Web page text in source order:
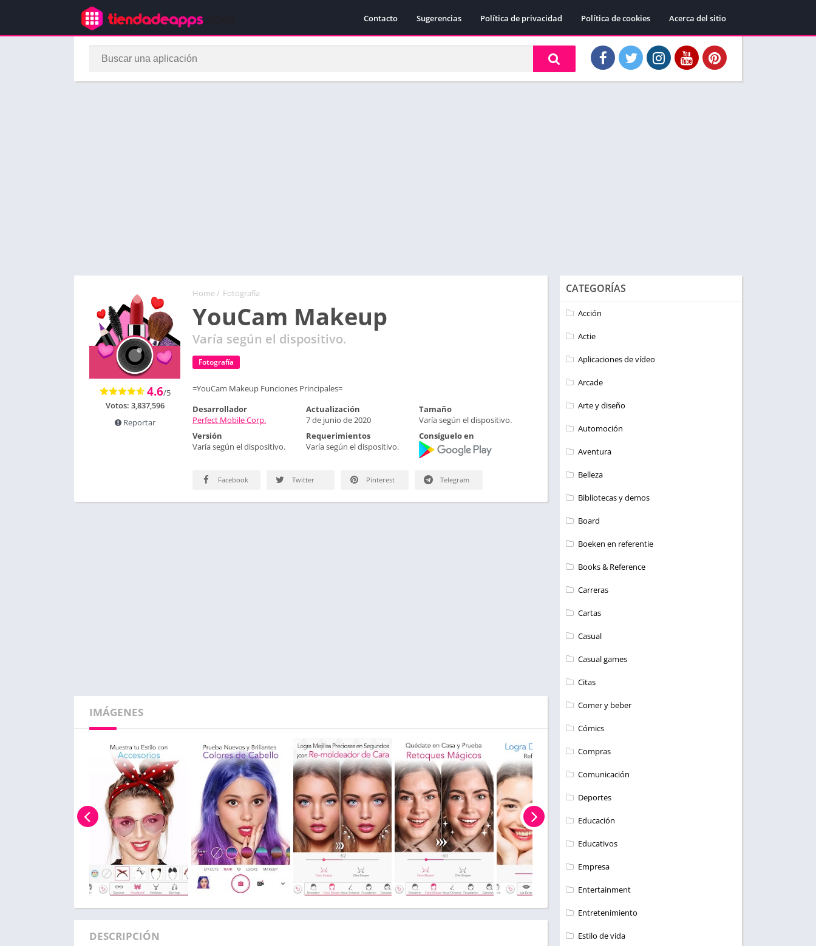
Contacto Sugerencias Política de privacidad Política de cookies Acerca del sitio
Home/ Fotografía
YouCam Makeup
Varía según el dispositivo.
Fotografía
=YouCam Makeup Funciones Principales=
4.6/5
Votos: 3,837,596
Reportar
Desarrollador
Perfect Mobile Corp.
Actualización
7 de junio de 2020
Tamaño
Varía según el dispositivo.
Versión
Varía según el dispositivo.
Requerimientos
Varía según el dispositivo.
Consíguelo en
Facebook Twitter Pinterest Telegram
IMÁGENES
DESCRIPCIÓN
CATEGORÍAS
Acción
Actie
Aplicaciones de vídeo
Arcade
Arte y diseño
Automoción
Aventura
Belleza
Bibliotecas y demos
Board
Boeken en referentie
Books & Reference
Carreras
Cartas
Casual
Casual games
Citas
Comer y beber
Cómics
Compras
Comunicación
Deportes
Educación
Educativos
Empresa
Entertainment
Entretenimiento
Estilo de vida